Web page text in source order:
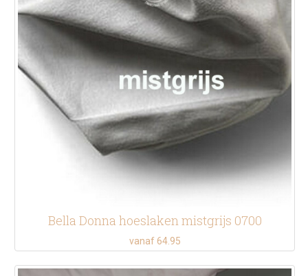
Bella Donna hoeslaken mistgrijs 0700
vanaf 64.95